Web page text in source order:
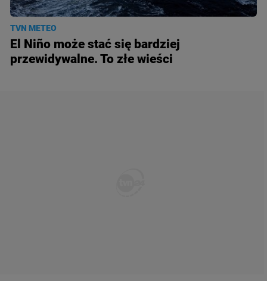
TVN METEO
El Niño może stać się bardziej
przewidywalne. To złe wieści